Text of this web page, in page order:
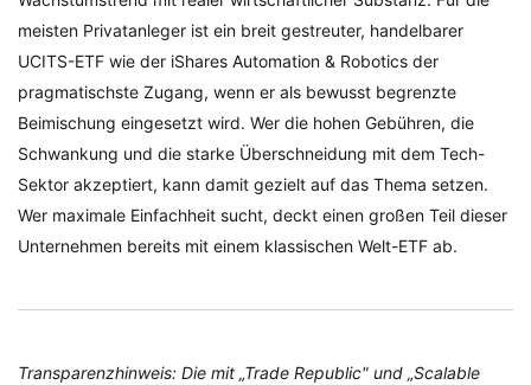
meisten Privatanleger ist ein breit gestreuter, handelbarer
UCITS-ETF wie der iShares Automation & Robotics der
pragmatischste Zugang, wenn er als bewusst begrenzte
Beimischung eingesetzt wird. Wer die hohen Gebühren, die
Schwankung und die starke Überschneidung mit dem Tech-
Sektor akzeptiert, kann damit gezielt auf das Thema setzen.
Wer maximale Einfachheit sucht, deckt einen großen Teil dieser
Unternehmen bereits mit einem klassischen Welt-ETF ab.
Transparenzhinweis: Die mit „Trade Republic" und „Scalable